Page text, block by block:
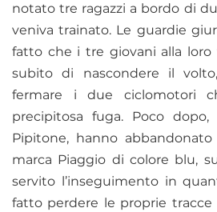
notato tre ragazzi a bordo di
veniva trainato. Le guardie
fatto che i tre giovani alla loro
subito di nascondere il
fermare i due ciclomotori
precipitosa fuga. Poco dopo,
Pipitone, hanno
marca Piaggio di colore blu,
servito l’inseguimento in
fatto perdere le proprie tracce